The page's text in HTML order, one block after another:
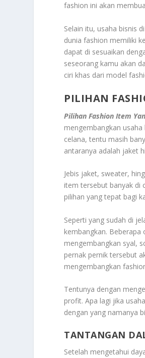
fashion ini akan
Selain itu, usaha bisnis
dunia fashion memiliki
dapat di sesuaikan
seseorang kamu akan
ciri khas dari model
PILIHAN
Pilihan Fashion Item
mengembangkan
celana, tentu masih
antaranya adalah jaket
Jebis jaket, sweater,
item tersebut banyak di
pilihan yang tepat bagi
Seperti yang sudah di
kembangkan.
mengembangkan syal,
pernak pernik tersebut
mengembangkan
Tentunya dengan
profit. Apa lagi jika
dengan yang namanya
TANTANGAN
Setelah mengetahui